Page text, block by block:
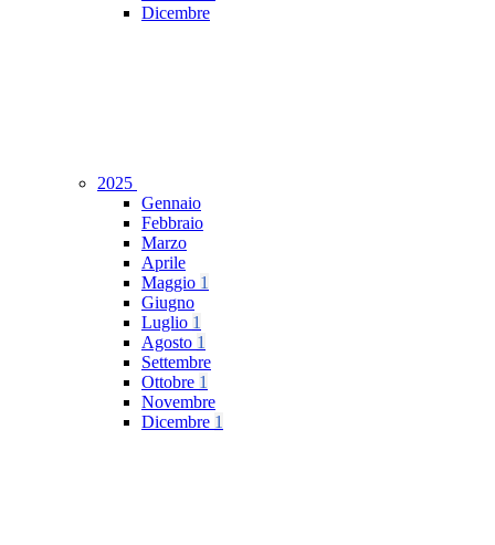
Dicembre
2025
Gennaio
Febbraio
Marzo
Aprile
Maggio 1
Giugno
Luglio 1
Agosto 1
Settembre
Ottobre 1
Novembre
Dicembre 1